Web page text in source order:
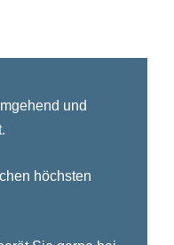
und
höchsten